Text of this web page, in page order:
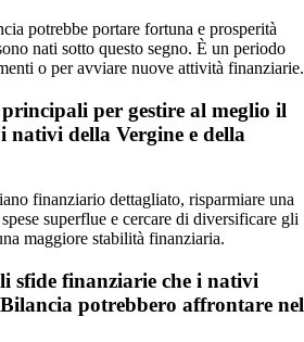
potrebbe portare fortuna e prosperità
nati sotto questo segno. È un periodo
o per avviare nuove attività finanziarie.
per gestire al meglio il
nativi della Vergine e della
finanziario dettagliato, risparmiare una
superflue e cercare di diversificare gli
maggiore stabilità finanziaria.
sfide finanziarie che i nativi
potrebbero affrontare nel